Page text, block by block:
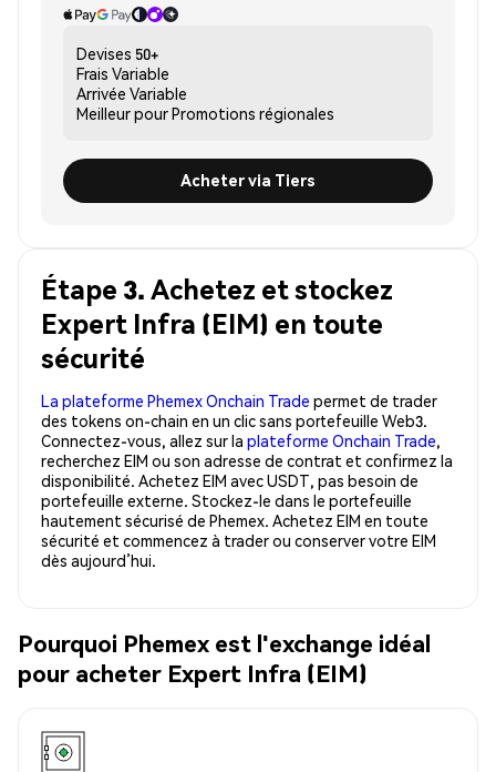
Devises 50+
Frais Variable
Arrivée Variable
Meilleur pourPromotions régionales
Acheter via Tiers
Étape 3. Achetez et stockez
Expert Infra (EIM) en toute
sécurité
La plateforme Phemex Onchain Trade permet de trader
des tokens on-chain en un clic sans portefeuille Web3.
Connectez-vous, allez sur la plateforme Onchain Trade,
recherchez EIM ou son adresse de contrat et confirmez la
disponibilité. Achetez EIM avec USDT, pas besoin de
portefeuille externe. Stockez-le dans le portefeuille
hautement sécurisé de Phemex. Achetez EIM en toute
sécurité et commencez à trader ou conserver votre EIM
dès aujourd’hui.
Pourquoi Phemex est l'exchange idéal
pour acheter Expert Infra (EIM)